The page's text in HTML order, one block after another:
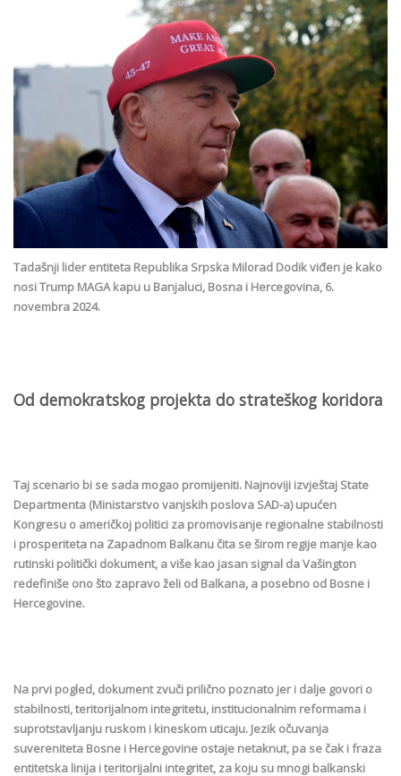
Tadašnji lider entiteta Republika Srpska Milorad Dodik viđen je kako
nosi Trump MAGA kapu u Banjaluci, Bosna i Hercegovina, 6.
novembra 2024.
Od demokratskog projekta do strateškog koridora
Taj scenario bi se sada mogao promijeniti. Najnoviji izvještaj State
Departmenta (Ministarstvo vanjskih poslova SAD-a) upućen
Kongresu o američkoj politici za promovisanje regionalne stabilnosti
i prosperiteta na Zapadnom Balkanu čita se širom regije manje kao
rutinski politički dokument, a više kao jasan signal da Vašington
redefiniše ono što zapravo želi od Balkana, a posebno od Bosne i
Hercegovine.
Na prvi pogled, dokument zvuči prilično poznato jer i dalje govori o
stabilnosti, teritorijalnom integritetu, institucionalnim reformama i
suprotstavljanju ruskom i kineskom uticaju. Jezik očuvanja
suvereniteta Bosne i Hercegovine ostaje netaknut, pa se čak i fraza
entitetska linija i teritorijalni integritet, za koju su mnogi balkanski